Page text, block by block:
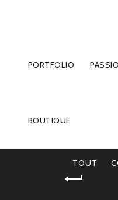
PORTFOLIO
BOUTIQUE
TOUT